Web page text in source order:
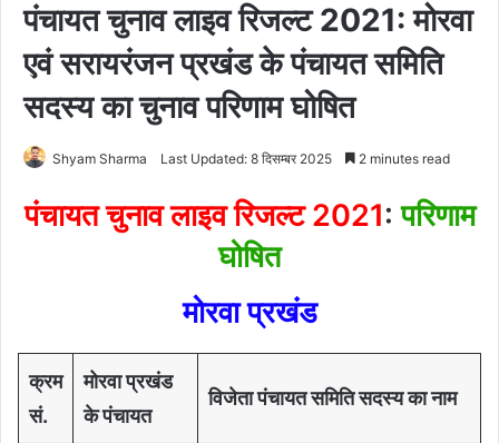
पंचायत चुनाव लाइव रिजल्ट 2021: मोरवा
एवं सरायरंजन प्रखंड के पंचायत समिति
सदस्य का चुनाव परिणाम घोषित
Shyam Sharma Last Updated: 8 दिसम्बर 2025 2 minutes read
पंचायत चुनाव लाइव रिजल्ट 2021:परिणाम
घोषित
मोरवा प्रखंड
क्रम
सं.
मोरवा प्रखंड
के पंचायत
विजेता पंचायत समिति सदस्य का नाम